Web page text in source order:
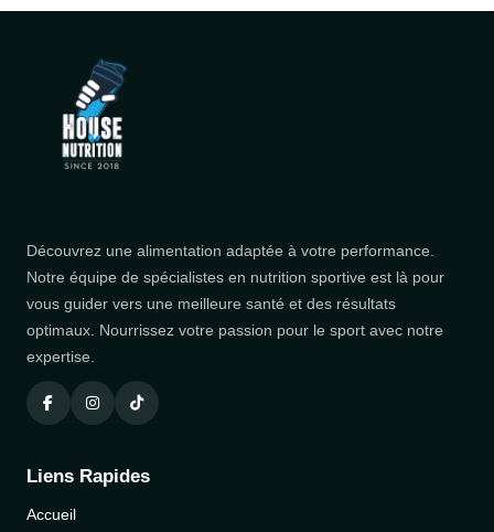
Découvrez une alimentation adaptée à votre performance.
Notre équipe de spécialistes en nutrition sportive est là pour
vous guider vers une meilleure santé et des résultats
optimaux. Nourrissez votre passion pour le sport avec notre
expertise.
Liens Rapides
Accueil